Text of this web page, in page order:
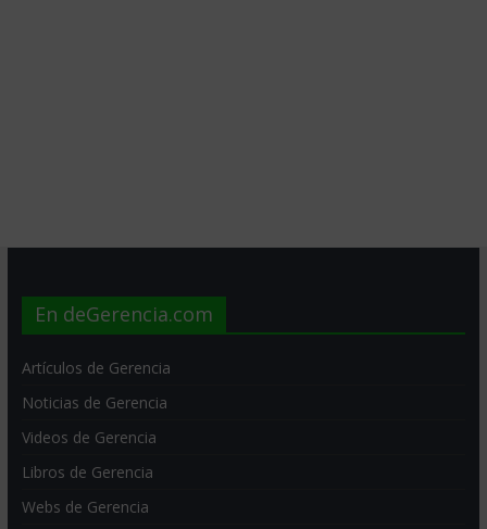
En deGerencia.com
Artículos de Gerencia
Noticias de Gerencia
Videos de Gerencia
Libros de Gerencia
Webs de Gerencia